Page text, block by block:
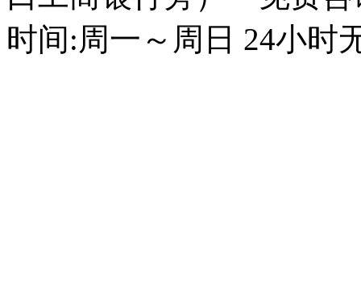
时间:周一～周日 24小时